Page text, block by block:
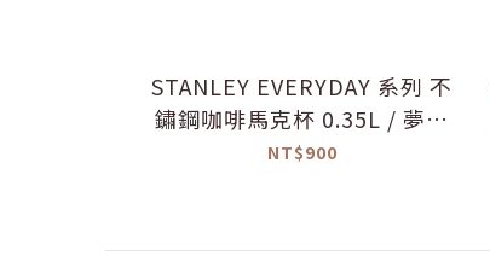
STANLEY EVERYDAY 系列 不
鏽鋼咖啡馬克杯 0.35L / 夢境
藍
NT$900